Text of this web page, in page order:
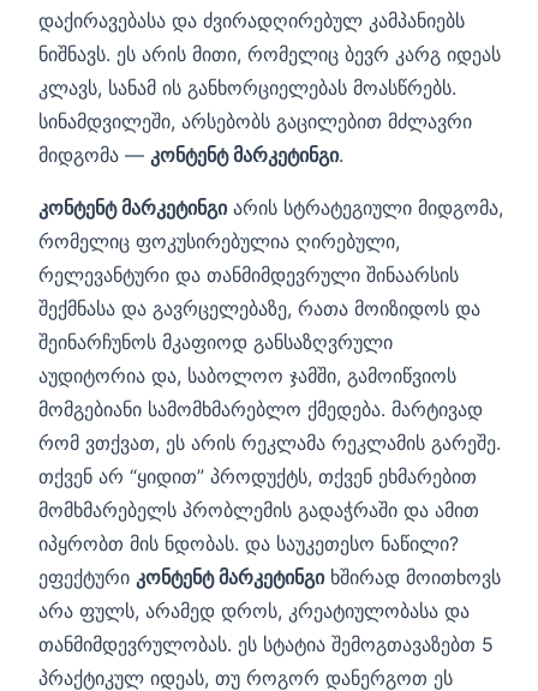
დაქირავებასა და ძვირადღირებულ კამპანიებს
ნიშნავს. ეს არის მითი, რომელიც ბევრ კარგ იდეას
კლავს, სანამ ის განხორციელებას მოასწრებს.
სინამდვილეში, არსებობს გაცილებით მძლავრი
მიდგომა — კონტენტ მარკეტინგი.
კონტენტ მარკეტინგიარის სტრატეგიული მიდგომა,
რომელიც ფოკუსირებულია ღირებული,
რელევანტური და თანმიმდევრული შინაარსის
შექმნასა და გავრცელებაზე, რათა მოიზიდოს და
შეინარჩუნოს მკაფიოდ განსაზღვრული
აუდიტორია და, საბოლოო ჯამში, გამოიწვიოს
მომგებიანი სამომხმარებლო ქმედება. მარტივად
რომ ვთქვათ, ეს არის რეკლამა რეკლამის გარეშე.
თქვენ არ “ყიდით” პროდუქტს, თქვენ ეხმარებით
მომხმარებელს პრობლემის გადაჭრაში და ამით
იპყრობთ მის ნდობას. და საუკეთესო ნაწილი?
ეფექტური კონტენტ მარკეტინგიხშირად მოითხოვს
არა ფულს, არამედ დროს, კრეატიულობასა და
თანმიმდევრულობას. ეს სტატია შემოგთავაზებთ 5
პრაქტიკულ იდეას, თუ როგორ დანერგოთ ეს